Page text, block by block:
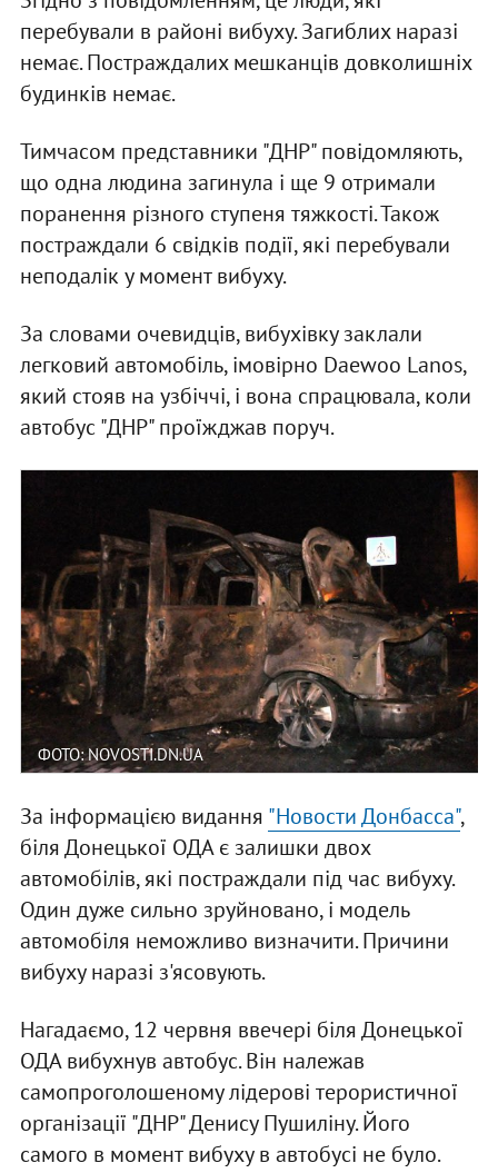
перебували в районі вибуху. Загиблих наразі
немає. Постраждалих мешканців довколишніх
будинків немає.
Тимчасом представники "ДНР" повідомляють,
що одна людина загинула і ще 9 отримали
поранення різного ступеня тяжкості. Також
постраждали 6 свідків події, які перебували
неподалік у момент вибуху.
За словами очевидців, вибухівку заклали
легковий автомобіль, імовірно Daewoo Lanos,
який стояв на узбіччі, і вона спрацювала, коли
автобус "ДНР" проїжджав поруч.
ФОТО: NOVOSTI.DN.UA
За інформацією видання "Новости Донбасса",
біля Донецької ОДА є залишки двох
автомобілів, які постраждали під час вибуху.
Один дуже сильно зруйновано, і модель
автомобіля неможливо визначити. Причини
вибуху наразі з'ясовують.
Нагадаємо, 12 червня ввечері біля Донецької
ОДА вибухнув автобус. Він належав
самопроголошеному лідерові терористичної
організації "ДНР" Денису Пушиліну. Його
самого в момент вибуху в автобусі не було.